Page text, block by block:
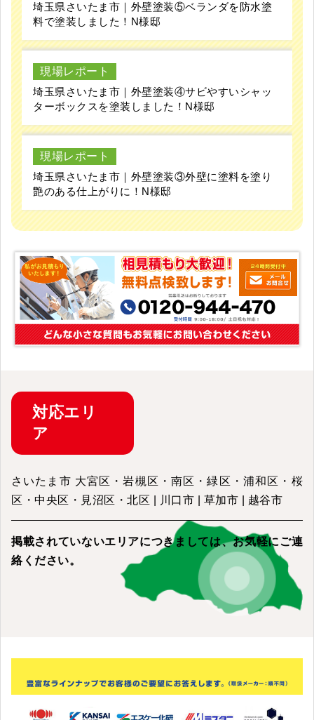
埼玉県さいたま市｜外壁塗装⑤ベランダを防水塗
料で塗装しました！N様邸
現場レポート
埼玉県さいたま市｜外壁塗装④サビやすいシャッ
ターボックスを塗装しました！N様邸
現場レポート
埼玉県さいたま市｜外壁塗装③外壁に塗料を塗り
艶のある仕上がりに！N様邸
対応エリ
ア
さいたま市 大宮区・岩槻区・南区・緑区・浦和区・桜
区・中央区・見沼区・北区 | 川口市 | 草加市 | 越谷市
掲載されていないエリアにつきましては、お気軽にご連
絡ください。